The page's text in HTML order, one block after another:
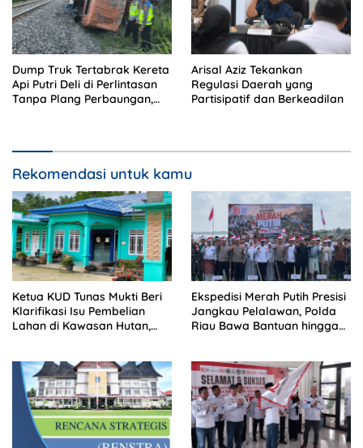
Dump Truk Tertabrak Kereta
Api Putri Deli di Perlintasan
Tanpa Plang Perbaungan,
Arisal Aziz Tekankan
Regulasi Daerah yang
Partisipatif dan Berkeadilan
Rekomendasi untuk kamu
Ketua KUD Tunas Mukti Beri
Klarifikasi Isu Pembelian
Lahan di Kawasan Hutan,
Ekspedisi Merah Putih Presisi
Jangkau Pelalawan, Polda
Riau Bawa Bantuan hingga